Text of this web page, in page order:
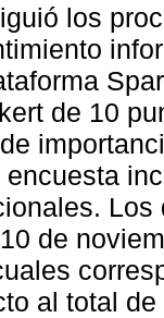
los
de 10
de
al total